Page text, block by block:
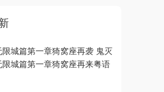
限城篇第一章猗窝座再袭 鬼灭
限城篇第一章猗窝座再来粤语